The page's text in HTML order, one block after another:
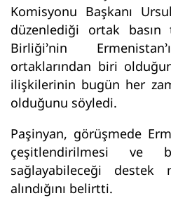
Komisyonu Başkanı
düzenlediği ortak basın
Birliği’nin
ortaklarından biri
ilişkilerinin bugün her
olduğunu söyledi.
Paşinyan, görüşmede
çeşitlendirilmesi ve
sağlayabileceği destek
alındığını belirtti.